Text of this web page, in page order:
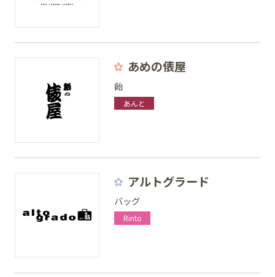
あめの俵屋
飴
あんと
アルトグラード
バッグ
Rinto